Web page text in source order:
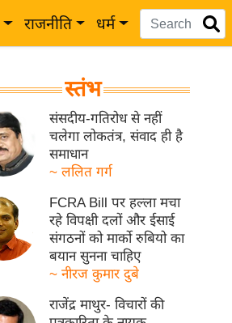
राजनीति धर्म
स्तंभ
संसदीय-गतिरोध से नहीं
चलेगा लोकतंत्र, संवाद ही है
समाधान
~ ललित गर्ग
FCRA Bill पर हल्ला मचा
रहे विपक्षी दलों और ईसाई
संगठनों को मार्को रुबियो का
बयान सुनना चाहिए
~ नीरज कुमार दुबे
राजेंद्र माथुर- विचारों की